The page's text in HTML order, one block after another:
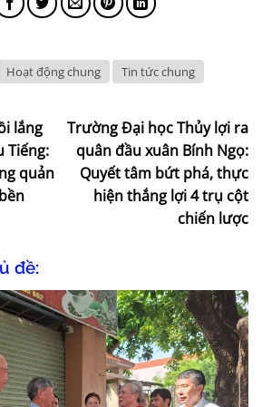
Hoạt động chung Tin tức chung
lắng
Tiếng:
quản
Trường Đại học Thủy lợi ra
quân đầu xuân Bính Ngọ:
Quyết tâm bứt phá, thực
hiện thắng lợi 4 trụ cột
chiến lược
đề: